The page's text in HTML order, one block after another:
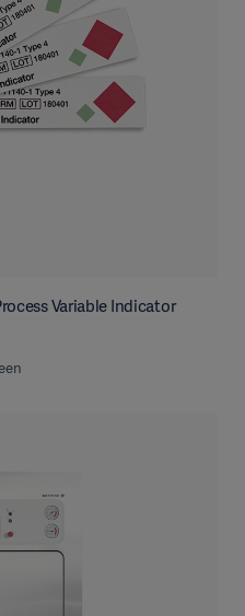
Variable Indicator